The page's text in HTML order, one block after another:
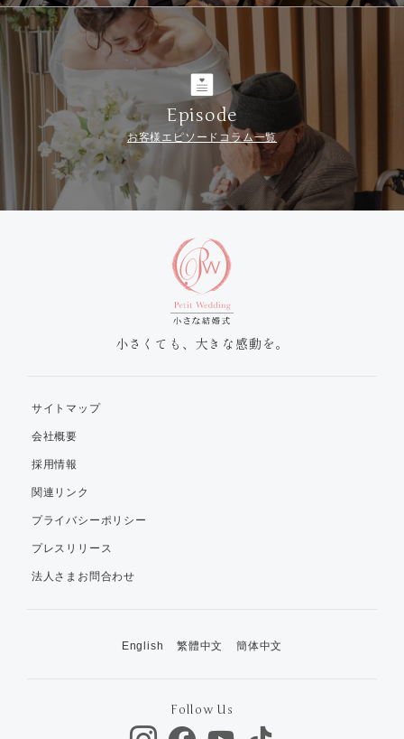
Episode
お客様エピソードコラム一覧
小さくても、大きな感動を。
サイトマップ
会社概要
採用情報
関連リンク
プライバシーポリシー
プレスリリース
法人さまお問合わせ
English 繁體中文 簡体中文
Follow Us